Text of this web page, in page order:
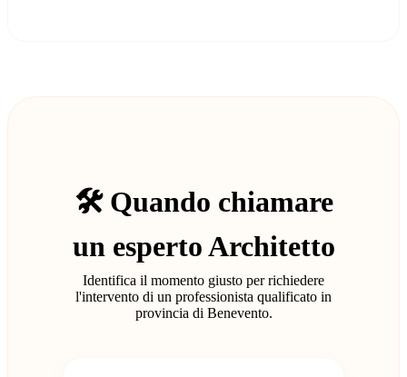
🛠️ Quando chiamare
un esperto Architetto
Identifica il momento giusto per richiedere
l'intervento di un professionista qualificato in
provincia di Benevento.